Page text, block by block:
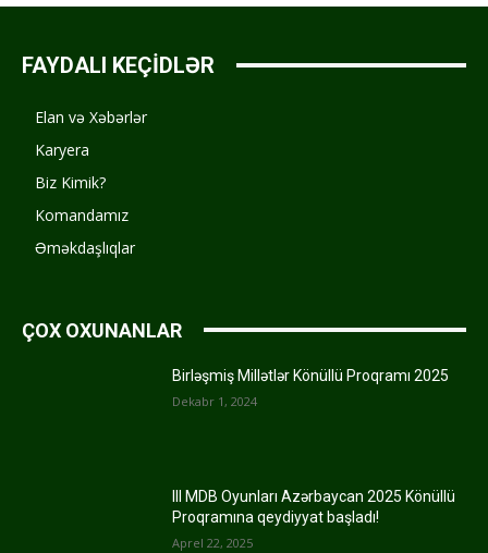
FAYDALI KEÇİDLƏR
Elan və Xəbərlər
Karyera
Biz Kimik?
Komandamız
Əməkdaşlıqlar
ÇOX OXUNANLAR
Birləşmiş Millətlər Könüllü Proqramı 2025
Dekabr 1, 2024
III MDB Oyunları Azərbaycan 2025 Könüllü
Proqramına qeydiyyat başladı!
Aprel 22, 2025